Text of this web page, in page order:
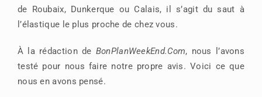
de Roubaix, Dunkerque ou Calais, il s’agit du saut à
l’élastique le plus proche de chez vous.
À la rédaction de BonPlanWeekEnd.Com, nous l’avons
testé pour nous faire notre propre avis. Voici ce que
nous en avons pensé.